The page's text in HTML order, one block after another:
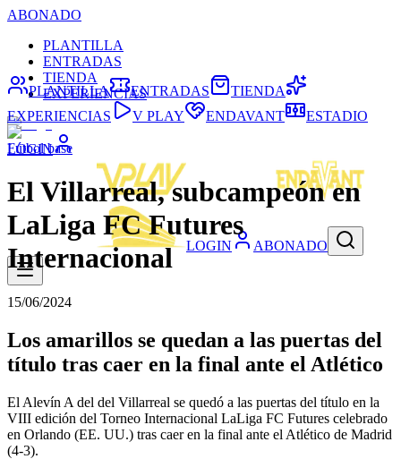
ABONADO
PLANTILLA
ENTRADAS
TIENDA
EXPERIENCIAS
LOGIN
LOGIN ABONADO
PLANTILLA ENTRADAS
TIENDA
EXPERIENCIAS
V PLAY ENDAVANT ESTADIO
Fútbol base
El Villarreal, subcampeón en
LaLiga FC Futures
Internacional
15/06/2024
Los amarillos se quedan a las puertas del
título tras caer en la final ante el Atlético
El Alevín A del del Villarreal se quedó a las puertas del título en la
VIII edición del Torneo Internacional LaLiga FC Futures celebrado
en Orlando (EE. UU.) tras caer en la final ante el Atlético de Madrid
(4-3).